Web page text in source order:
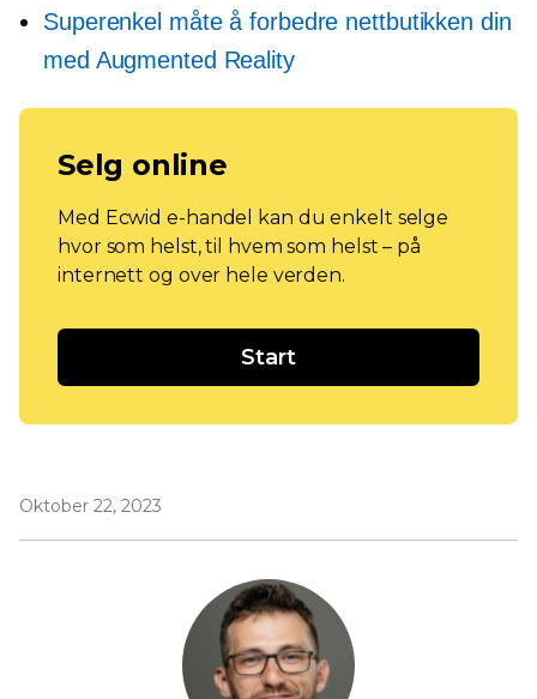
Superenkel måte å forbedre nettbutikken din
med Augmented Reality
Selg online
Med Ecwid e-handel kan du enkelt selge
hvor som helst, til hvem som helst – på
internett og over hele verden.
Start
Oktober 22, 2023